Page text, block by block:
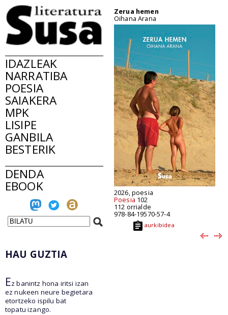
IDAZLEAK
NARRATIBA
POESIA
SAIAKERA
MPK
LISIPE
GANBILA
BESTERIK
DENDA
EBOOK
Zerua hemen
Oihana Arana
2026, poesia
Poesia 102
112 orrialde
978-84-19570-57-4
aurkibidea
HAU GUZTIA
Ez banintz hona iritsi izan
ez nukeen neure begietara
etortzeko ispilu bat
topatu izango.